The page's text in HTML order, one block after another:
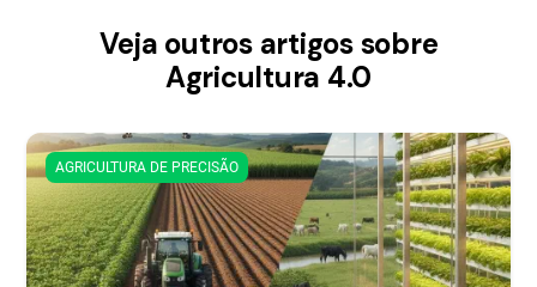
Veja outros artigos sobre
Agricultura 4.0
AGRICULTURA DE PRECISÃO